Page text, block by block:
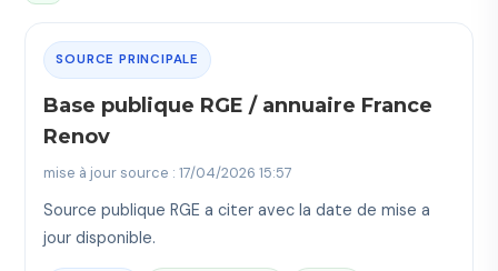
SOURCE PRINCIPALE
Base publique RGE / annuaire France
Renov
mise à jour source : 17/04/2026 15:57
Source publique RGE a citer avec la date de mise a
jour disponible.